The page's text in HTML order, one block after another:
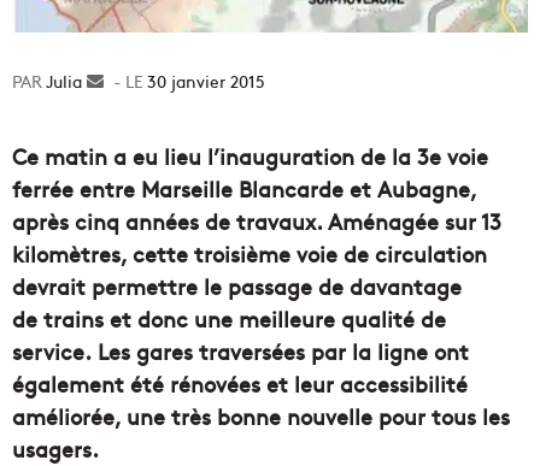
Julia
Envoyer30 janvier 2015
Ce matin a eu lieu l’inauguration de la 3e voie
ferrée entre Marseille Blancarde et Aubagne,
après cinq années de travaux. Aménagée sur 13
kilomètres, cette troisième voie de circulation
devrait permettre le passage de davantage
de trains et donc une meilleure qualité de
service. Les gares traversées par la ligne ont
également été rénovées et leur accessibilité
améliorée, une très bonne nouvelle pour tous les
usagers.